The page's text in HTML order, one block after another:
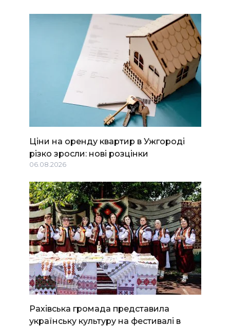
Ціни на оренду квартир в Ужгороді
різко зросли: нові розцінки
06.08.2026
Рахівська громада представила
українську культуру на фестивалі в